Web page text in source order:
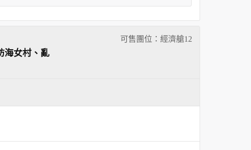
可售團位：經濟艙12
海女村、亂